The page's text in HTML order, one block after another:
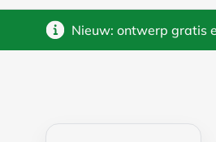
Nieuw: ontwerp gratis